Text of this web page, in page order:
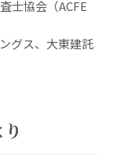
士協会（ACFE
グス、大東建託